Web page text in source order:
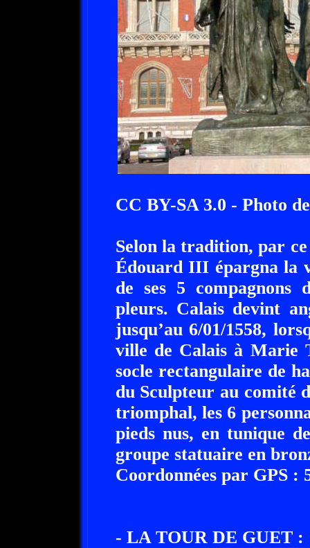
CC BY-SA 3.0 - Photo
Selon la tradition, par
Édouard III épargna la
de ses 5
pleurs. Calais devint
jusqu’au 6/01/1558,
ville de Calais à Marie
socle rectangulaire de
du Sculpteur au comité
triomphal, les 6
pieds nus, en tunique
groupe statuaire en
Coordonnées par GPS :
- LA TOUR DE GUET :